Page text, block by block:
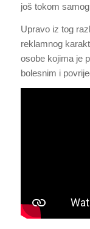
još tokom
Upravo iz tog
reklamnog
osobe kojima je
bolesnim i